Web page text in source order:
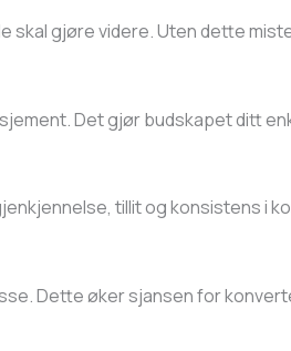
skal gjøre videre. Uten dette
Det gjør budskapet ditt
tillit og konsistens i
Dette øker sjansen for